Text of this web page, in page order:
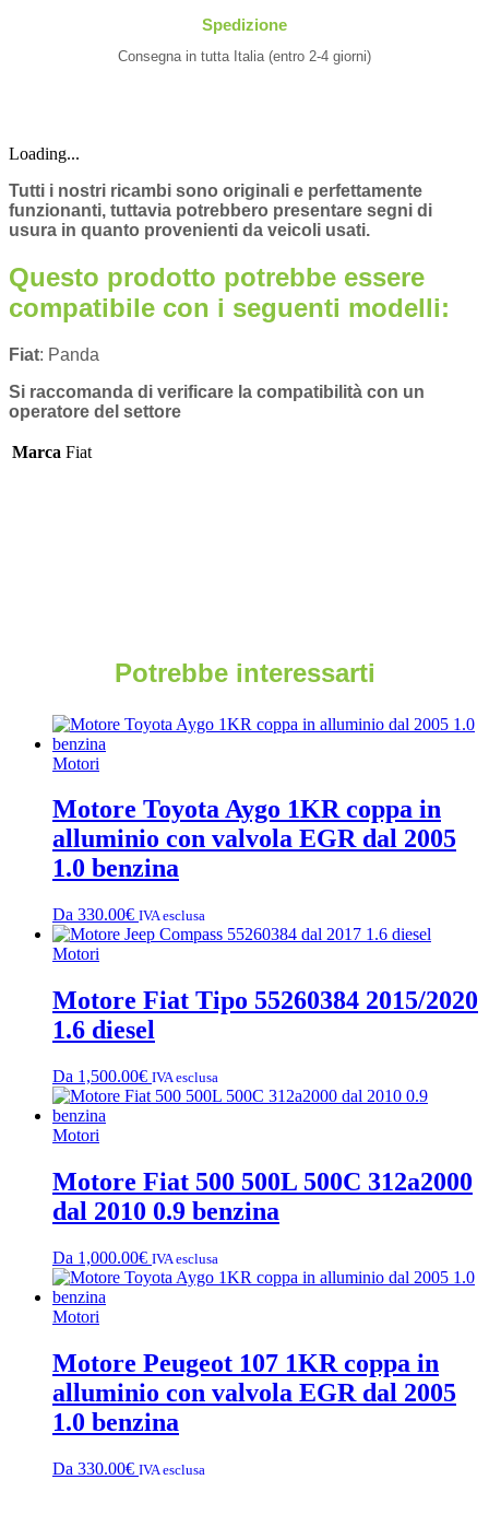
Spedizione
Consegna in tutta Italia (entro 2-4 giorni)
Loading...
Tutti i nostri ricambi sono originali e perfettamente
funzionanti, tuttavia potrebbero presentare segni di
usura in quanto provenienti da veicoli usati.
Questo prodotto potrebbe essere
compatibile con i seguenti modelli:
Fiat: Panda
Si raccomanda di verificare la compatibilità con un
operatore del settore
Marca Fiat
Potrebbe interessarti
Motori
Motore Toyota Aygo 1KR coppa in
alluminio con valvola EGR dal 2005
1.0 benzina
Da 330.00€ IVA esclusa
Motori
Motore Fiat Tipo 55260384 2015/2020
1.6 diesel
Da 1,500.00€ IVA esclusa
Motori
Motore Fiat 500 500L 500C 312a2000
dal 2010 0.9 benzina
Da 1,000.00€ IVA esclusa
Motori
Motore Peugeot 107 1KR coppa in
alluminio con valvola EGR dal 2005
1.0 benzina
Da 330.00€ IVA esclusa